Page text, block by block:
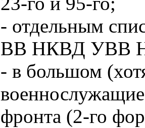
- отдельным
ВВ НКВД УВВ
- в большом
военнослужащие
фронта (2-го